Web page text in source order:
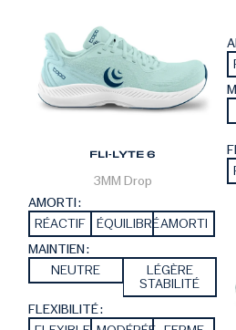
FLI-LYTE 6
3MM Drop
AMORTI :
RÉACTIF
ÉQUILIBRÉAMORTI
MAINTIEN :
NEUTRE
LÉGÈRE
STABILITÉ
FLEXIBILITÉ :